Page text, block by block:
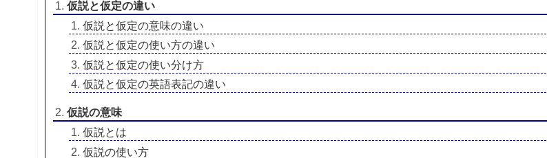
仮説と仮定の違い
仮説と仮定の意味の違い
仮説と仮定の使い方の違い
仮説と仮定の使い分け方
仮説と仮定の英語表記の違い
仮説の意味
仮説とは
仮説の使い方